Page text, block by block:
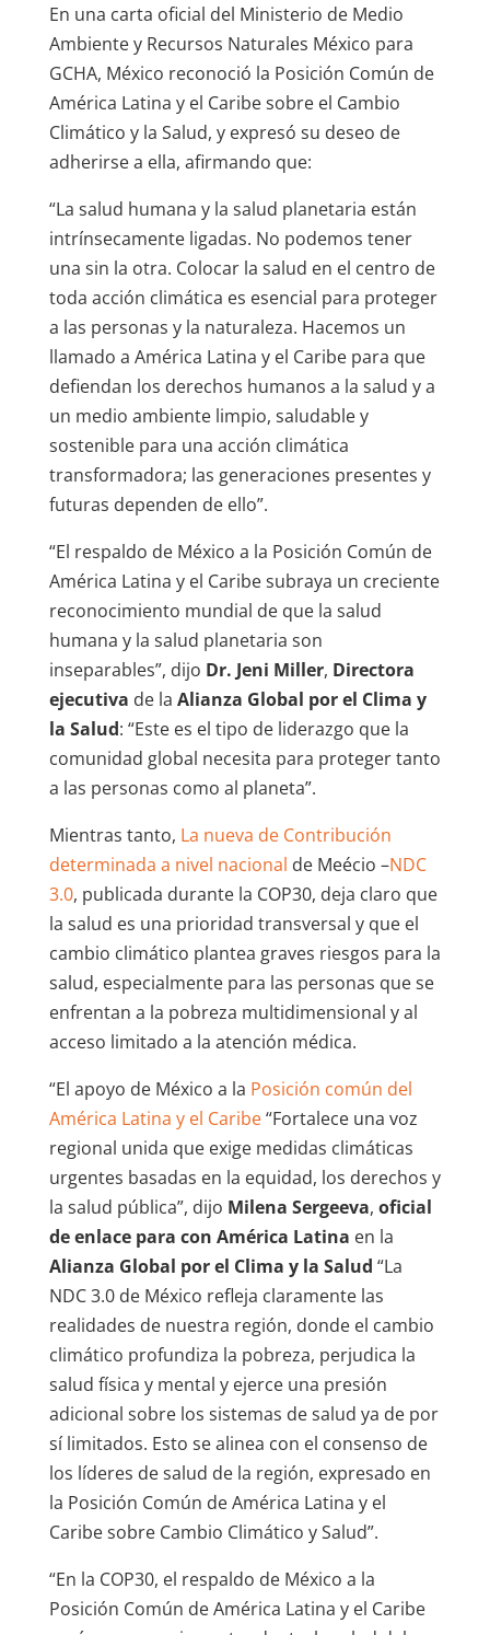
En una carta oficial del Ministerio de Medio
Ambiente y Recursos Naturales México para
GCHA, México reconoció la Posición Común de
América Latina y el Caribe sobre el Cambio
Climático y la Salud, y expresó su deseo de
adherirse a ella, afirmando que:
“La salud humana y la salud planetaria están
intrínsecamente ligadas. No podemos tener
una sin la otra. Colocar la salud en el centro de
toda acción climática es esencial para proteger
a las personas y la naturaleza. Hacemos un
llamado a América Latina y el Caribe para que
defiendan los derechos humanos a la salud y a
un medio ambiente limpio, saludable y
sostenible para una acción climática
transformadora; las generaciones presentes y
futuras dependen de ello”.
“El respaldo de México a la Posición Común de
América Latina y el Caribe subraya un creciente
reconocimiento mundial de que la salud
humana y la salud planetaria son
inseparables”, dijo Dr. Jeni Miller, Directora
ejecutiva de la Alianza Global por el Clima y
la Salud: “Este es el tipo de liderazgo que la
comunidad global necesita para proteger tanto
a las personas como al planeta”.
Mientras tanto, La nueva de Contribución
determinada a nivel nacional de Meécio –NDC
3.0, publicada durante la COP30, deja claro que
la salud es una prioridad transversal y que el
cambio climático plantea graves riesgos para la
salud, especialmente para las personas que se
enfrentan a la pobreza multidimensional y al
acceso limitado a la atención médica.
“El apoyo de México a la Posición común del
América Latina y el Caribe“Fortalece una voz
regional unida que exige medidas climáticas
urgentes basadas en la equidad, los derechos y
la salud pública”, dijo Milena Sergeeva, oficial
de enlace para con América Latina en la
Alianza Global por el Clima y la Salud “La
NDC 3.0 de México refleja claramente las
realidades de nuestra región, donde el cambio
climático profundiza la pobreza, perjudica la
salud física y mental y ejerce una presión
adicional sobre los sistemas de salud ya de por
sí limitados. Esto se alinea con el consenso de
los líderes de salud de la región, expresado en
la Posición Común de América Latina y el
Caribe sobre Cambio Climático y Salud”.
“En la COP30, el respaldo de México a la
Posición Común de América Latina y el Caribe